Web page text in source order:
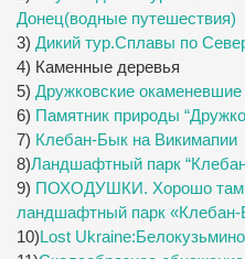
Донец(водные путешествия)
3) Дикий тур.Сплавы по
4) Каменные деревья
5) Дружковские окаменевшие
6) Памятник природы
7) Клебан-Бык на Викимапии
8)Ландшафтный парк
9) ПОХОДУШКИ. Хорошо там,
ландшафтный парк
10)Lost